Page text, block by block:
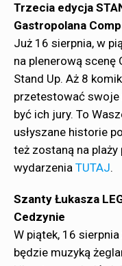
Trzecia edycja
Gastropolana
Już 16 sierpnia, w
na plenerową scenę
Stand Up. Aż 8
przetestować swoje
być ich jury. To
usłyszane historie
też zostaną na plaży
wydarzenia TUTAJ.
Szanty Łukasza
Cedzynie
W piątek, 16
będzie muzyką